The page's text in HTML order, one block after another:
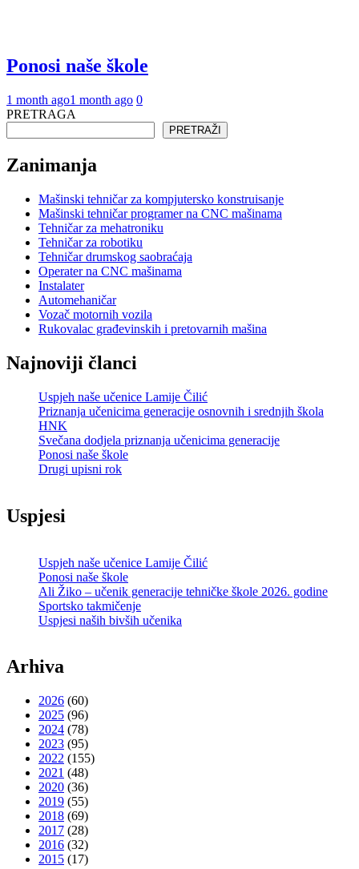
Ponosi naše škole
1 month ago1 month ago 0
PRETRAGA
PRETRAŽI
Zanimanja
Mašinski tehničar za kompjutersko konstruisanje
Mašinski tehničar programer na CNC mašinama
Tehničar za mehatroniku
Tehničar za robotiku
Tehničar drumskog saobraćaja
Operater na CNC mašinama
Instalater
Automehaničar
Vozač motornih vozila
Rukovalac građevinskih i pretovarnih mašina
Najnoviji članci
Uspjeh naše učenice Lamije Čilić
Priznanja učenicima generacije osnovnih i srednjih škola
HNK
Svečana dodjela priznanja učenicima generacije
Ponosi naše škole
Drugi upisni rok
Uspjesi
Uspjeh naše učenice Lamije Čilić
Ponosi naše škole
Ali Žiko – učenik generacije tehničke škole 2026. godine
Sportsko takmičenje
Uspjesi naših bivših učenika
Arhiva
2026 (60)
2025 (96)
2024 (78)
2023 (95)
2022 (155)
2021 (48)
2020 (36)
2019 (55)
2018 (69)
2017 (28)
2016 (32)
2015 (17)